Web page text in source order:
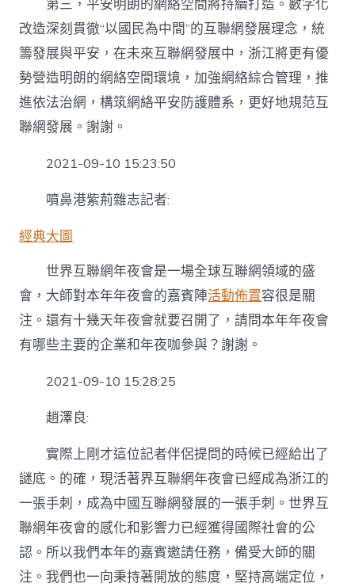
第三，平安明朗的網絡空間將持續打造。數字化
改造深刻貫徹“以國民為中間”的互聯網發展理念，統
籌發展與平安，在未來互聯網發展中，浙江將更有優
勢營造明朗的網絡空間環境，加強網絡綜合管理，推
進依法治網，構筑網絡平安防護體系，更好地規范互
聯網發展。謝謝。
2021-09-10 15:23:50
噴鼻港紫荊雜志記者:
經典大圖
世界互聯網年夜會是一場全球互聯網領域的盛
會，大師對本年年夜會的嘉賓陣活動佈置容很是關
注。還有十幾天年夜會就要召開了，請問本年年夜會
有哪些主要的企業和年夜咖參與？謝謝。
2021-09-10 15:28:25
趙澤良:
實際上剛才這位記者伴侶提問的時候已經給出了
謎底。的確，現活著界互聯網年夜會已經成為浙江的
一張手刺，成為中國互聯網發展的一張手刺。世界互
聯網年夜會的感化和影響力已經獲得國際社會的公
認。所以我們本年的嘉賓邀請任務，備受大師的關
注。我們也一向秉持著開放的態度，堅持高端定位，